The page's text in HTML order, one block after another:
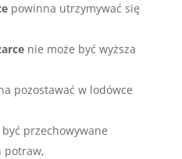
powinna utrzymywać się
nie może być wyższa
pozostawać w lodówce
przechowywane
potraw,